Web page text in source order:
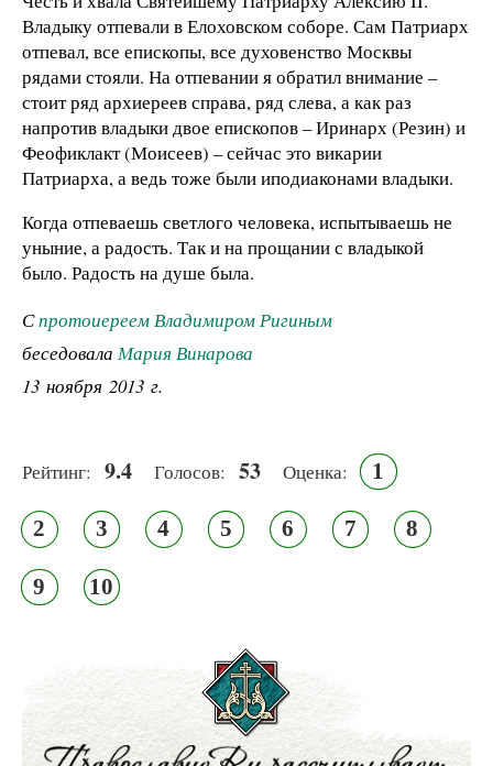
Владыку отпевали в Елоховском соборе. Сам Патриарх
отпевал, все епископы, все духовенство Москвы
рядами стояли. На отпевании я обратил внимание –
стоит ряд архиереев справа, ряд слева, а как раз
напротив владыки двое епископов – Иринарх (Резин) и
Феофиклакт (Моисеев) – сейчас это викарии
Патриарха, а ведь тоже были иподиаконами владыки.
Когда отпеваешь светлого человека, испытываешь не
уныние, а радость. Так и на прощании с владыкой
было. Радость на душе была.
Спротоиереем Владимиром Ригиным
беседовала Мария Винарова
13 ноября 2013 г.
Рейтинг: 9.4 Голосов: 53 Оценка: 1
2 3 4 5 6 7 8
9 10